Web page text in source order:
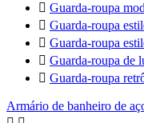
 Guarda-roupa
 Guarda-roupa
 Guarda-roupa
 Guarda-roupa de
 Guarda-roupa
Armário de banheiro de